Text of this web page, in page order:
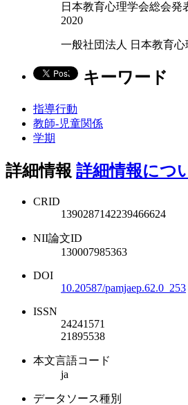
日本教育心理学会総会発
2020
一般社団法人 日本教育心
キーワード
指導行動
教師-児童関係
学期
詳細情報 詳細情報につ
CRID
1390287142239466624
NII論文ID
130007985363
DOI
10.20587/pamjaep.62.0_253
ISSN
24241571
21895538
本文言語コード
ja
データソース種別